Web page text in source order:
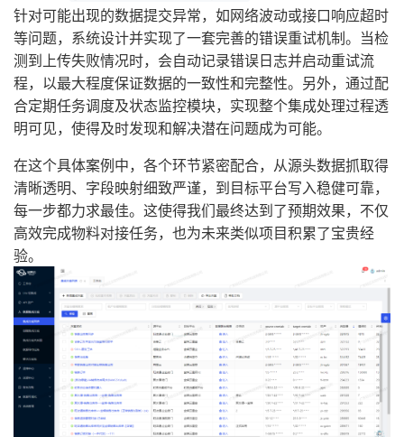
针对可能出现的数据提交异常，如网络波动或接口响应超时
等问题，系统设计并实现了一套完善的错误重试机制。当检
测到上传失败情况时，会自动记录错误日志并启动重试流
程，以最大程度保证数据的一致性和完整性。另外，通过配
合定期任务调度及状态监控模块，实现整个集成处理过程透
明可见，使得及时发现和解决潜在问题成为可能。
在这个具体案例中，各个环节紧密配合，从源头数据抓取得
清晰透明、字段映射细致严谨，到目标平台写入稳健可靠，
每一步都力求最佳。这使得我们最终达到了预期效果，不仅
高效完成物料对接任务，也为未来类似项目积累了宝贵经
验。